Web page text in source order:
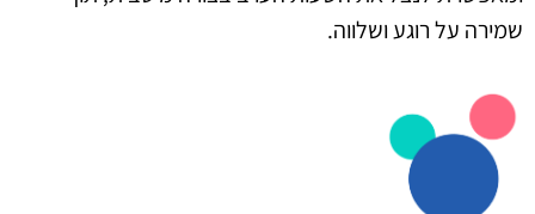
שמירה על רוגע ושלווה.